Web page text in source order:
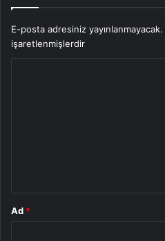
E-posta adresiniz yayınlanmayacak.
işaretlenmişlerdir
Ad *